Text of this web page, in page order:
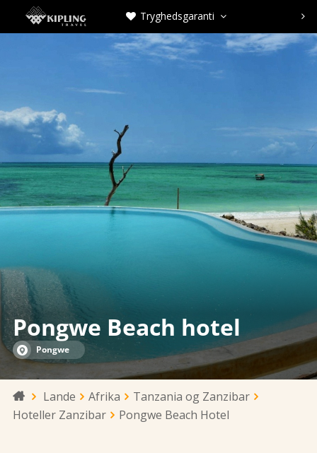
 Tryghedsgaranti  
Pongwe Beach hotel
Pongwe
 Lande Afrika
Tanzania og Zanzibar
Hoteller Zanzibar
Pongwe Beach Hotel